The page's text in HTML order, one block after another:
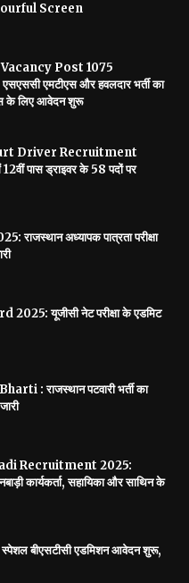
Screen
Post 1075
एमटीएस और हवलदार भर्ती का
के लिए आवेदन शुरू
Driver Recruitment
पास ड्राइवर के 58 पदों पर
अध्यापक पात्रता परीक्षा
यूजीसी नेट परीक्षा के एडमिट
: राजस्थान पटवारी भर्ती का
Recruitment 2025:
कार्यकर्ता, सहायिका और साथिन के
बीएसटीसी एडमिशन आवेदन शुरू,